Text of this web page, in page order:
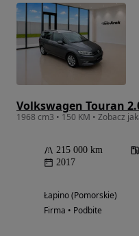
Volkswagen Touran
215 000 km
2017
Łapino (Pomorskie)
Firma • Podbite